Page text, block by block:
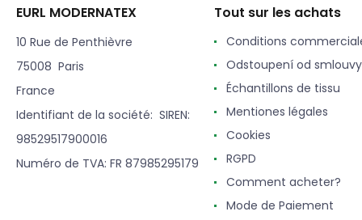
EURL MODERNATEX
10 Rue de Penthièvre
75008 Paris
France
Identifiant de la société: SIREN:
98529517900016
Numéro de TVA: FR 87985295179
Tout sur les achats
Conditions
Odstoupení od smlouvy
Échantillons de tissu
Mentiones légales
Cookies
RGPD
Comment acheter?
Mode de Paiement